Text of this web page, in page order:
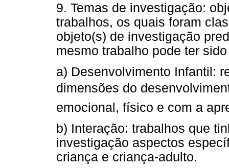
9. Temas de investigação:
trabalhos, os quais foram
objeto(s) de investigação
mesmo trabalho pode ter
a) Desenvolvimento Infantil:
dimensões do
emocional, físico e com a
b) Interação: trabalhos que
investigação aspectos
criança e criança-adulto.